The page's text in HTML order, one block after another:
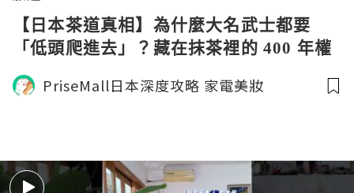
【日本茶道真相】為什麼大名武士都要
「低頭爬進去」？藏在抹茶裡的 400 年權
力博弈
PriseMall日本深度攻略 家電美妝